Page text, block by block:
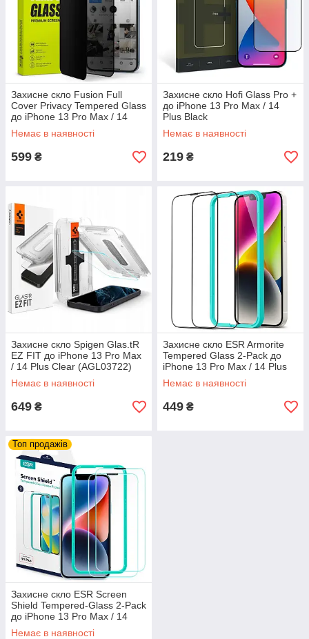
Захисне скло Fusion Full
Cover Privacy Tempered Glass
до iPhone 13 Pro Max / 14
Plus (G4as081)
Немає в наявності
599 ₴
Захисне скло Hofi Glass Pro +
до iPhone 13 Pro Max / 14
Plus Black
Немає в наявності
219 ₴
Захисне скло Spigen Glas.tR
EZ FIT до iPhone 13 Pro Max
/ 14 Plus Clear (AGL03722)
Немає в наявності
649 ₴
Захисне скло ESR Armorite
Tempered Glass 2-Pack до
iPhone 13 Pro Max / 14 Plus
Black (3C03205190105)
Немає в наявності
449 ₴
Топ продажів
Захисне скло ESR Screen
Shield Tempered-Glass 2-Pack
до iPhone 13 Pro Max / 14
Plus Clear (3C03205160301)
Немає в наявності